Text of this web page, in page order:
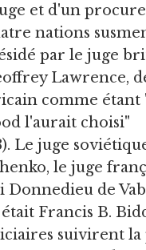
et d'un
nations
par le juge
Lawrence,
comme étant
l'aurait choisi"
Le juge
le juge
de
Francis B.
suivirent la